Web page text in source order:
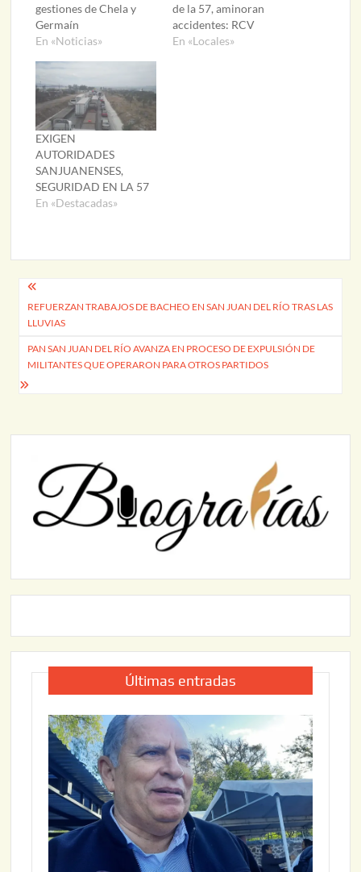
gestiones de Chela y
Germaín
En «Noticias»
de la 57, aminoran
accidentes: RCV
En «Locales»
EXIGEN
AUTORIDADES
SANJUANENSES,
SEGURIDAD EN LA 57
En «Destacadas»
Navegación
de
entradas
REFUERZAN TRABAJOS DE BACHEO EN SAN JUAN DEL RÍO TRAS LAS
LLUVIAS
PAN SAN JUAN DEL RÍO AVANZA EN PROCESO DE EXPULSIÓN DE
MILITANTES QUE OPERARON PARA OTROS PARTIDOS
Últimas entradas